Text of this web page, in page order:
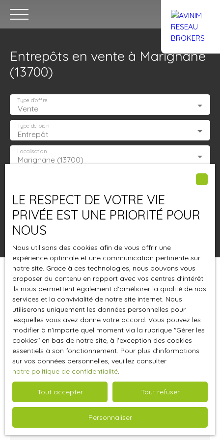
Accueil Acheter Trouver un
Estimation
Entrepôts en vente à Marignane
(13700)
Vente
Type d'offre
Entrepôt
Type de bien
Marignane (13700)
Localisation
Surface min (m²)
Pertinence
Trier par Créer une alerte
LE RESPECT DE VOTRE VIE
PRIVÉE EST UNE PRIORITÉ POUR
NOUS
Nous utilisons des cookies afin de vous offrir une
expérience optimale et une communication pertinente sur
notre site. Grace à ces technologies, nous pouvons vous
proposer du contenu en rapport avec vos centres d'intérêt.
Ils nous permettent également d'améliorer la qualité de nos
services et la convivialité de notre site internet. Nous
utiliserons uniquement les données personnelles pour
lesquelles vous avez donné votre accord. Vous pouvez les
modifier à n'importe quel moment via la rubrique ″Gérer les
cookies″ en bas de notre site, à l'exception des cookies
essentiels à son fonctionnement. Pour plus d'informations
sur vos données personnelles, veuillez consulter
notre politique de confidentialité.
Tout accepter Tout refuser
Personnaliser